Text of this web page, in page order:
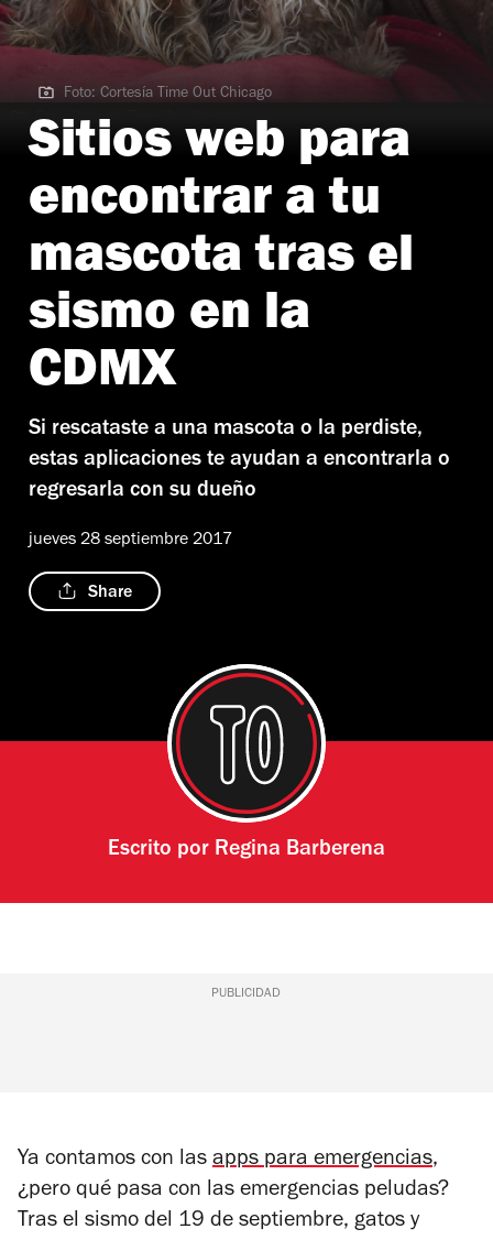
Foto: Cortesía Time Out Chicago
Foto: Cortesía Time Out Chicago
Sitios web para
encontrar a tu
mascota tras el
sismo en la
CDMX
Si rescataste a una mascota o la perdiste,
estas aplicaciones te ayudan a encontrarla o
regresarla con su dueño
jueves 28 septiembre 2017
Share
Escrito por Regina Barberena
PUBLICIDAD
Ya contamos con las apps para emergencias,
¿pero qué pasa con las emergencias peludas?
Tras el sismo del 19 de septiembre, gatos y